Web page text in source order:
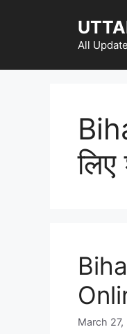
All
लिए
March 27,